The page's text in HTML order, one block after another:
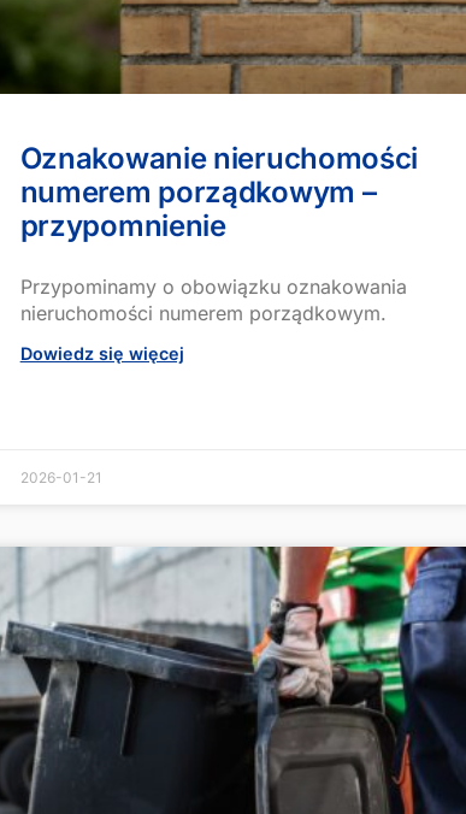
Oznakowanie nieruchomości
numerem porządkowym –
przypomnienie
Przypominamy o obowiązku oznakowania
nieruchomości numerem porządkowym.
Dowiedz się więcej
2026-01-21